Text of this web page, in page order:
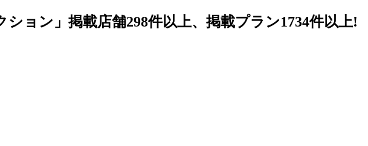
ョン」掲載店舗298件以上、掲載プラン1734件以上!